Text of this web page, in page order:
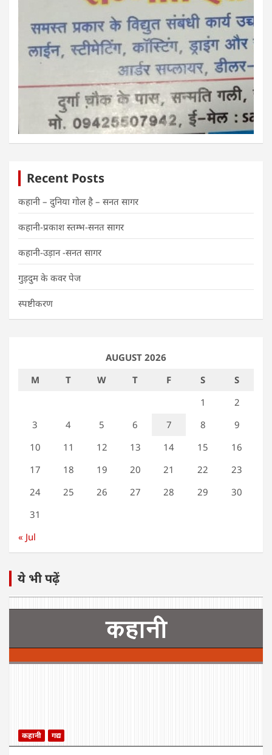
Recent Posts
कहानी – दुनिया गोल है – सनत सागर
कहानी-प्रकाश स्तम्भ-सनत सागर
कहानी-उड़ान -सनत सागर
गुड़दुम के कवर पेज
स्पष्टीकरण
AUGUST 2026
M
T W T F S
S
1
2
3
4 5 6 7 8
9
10
11 12 13 14 15
16
17
18 19 20 21 22
23
24
25 26 27 28 29
30
31
« Jul
ये भी पढ़ें
कहानी गद्य